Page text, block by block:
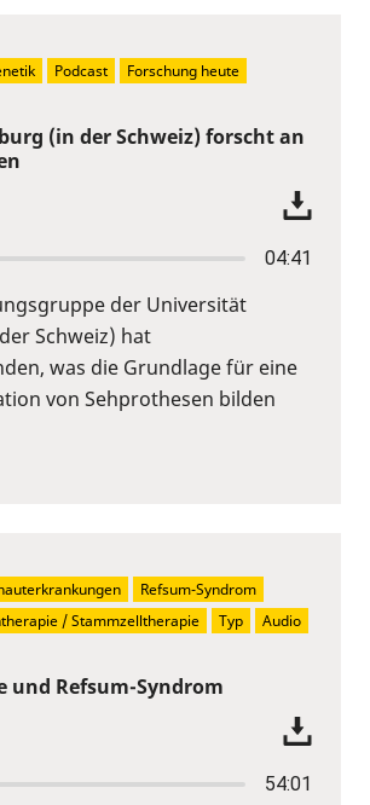
(in der Schweiz) forscht an
04:41
der Universität
Schweiz) hat
was die Grundlage für eine
von Sehprothesen bilden
Podcast Forschung heute
und Refsum-Syndrom
54:01
Refsum-Syndrom
/ Stammzelltherapie Typ Audio